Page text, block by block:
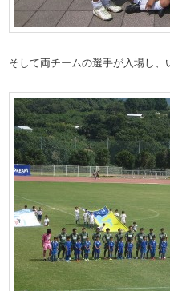
そして両チームの選手が入場し、